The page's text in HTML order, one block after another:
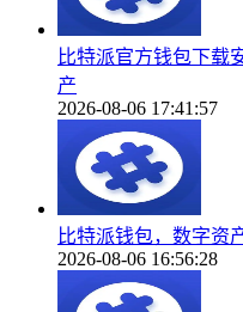
比特派官方钱包下载
产
2026-08-06 17:41:57
比特派钱包，数字资
2026-08-06 16:56:28